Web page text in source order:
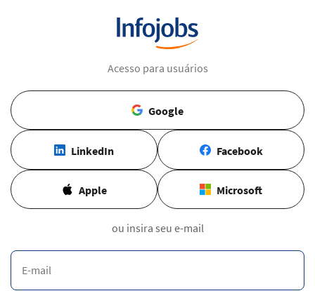
Acesso para usuários
Google
LinkedIn Facebook
Apple Microsoft
ou insira seu e-mail